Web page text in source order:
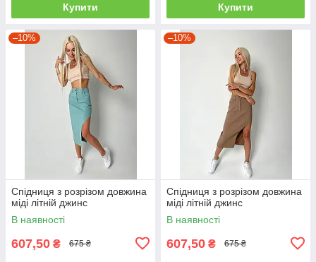
Купити Купити
–10%
Спідниця з розрізом довжина
міді літній джинс
В наявності
607,50 ₴ 675 ₴
–10%
Спідниця з розрізом довжина
міді літній джинс
В наявності
607,50 ₴ 675 ₴